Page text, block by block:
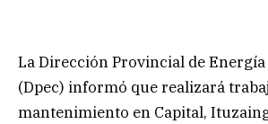
La Dirección Provincial de
(Dpec) informó que realizará
mantenimiento en Capital,